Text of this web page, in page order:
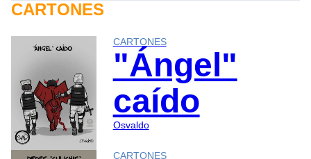
CARTONES
CARTONES
"Ángel"
caído
Osvaldo
CARTONES